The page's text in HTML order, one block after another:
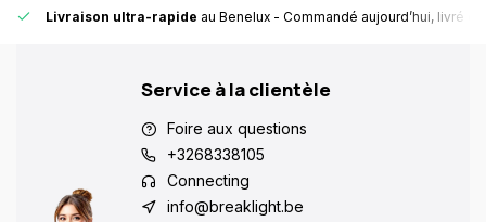
Livraison ultra-rapide au Benelux - Commandé aujourd’hui, livré
Service à la clientèle
Foire aux questions
+3268338105
Connecting
info@breaklight.be